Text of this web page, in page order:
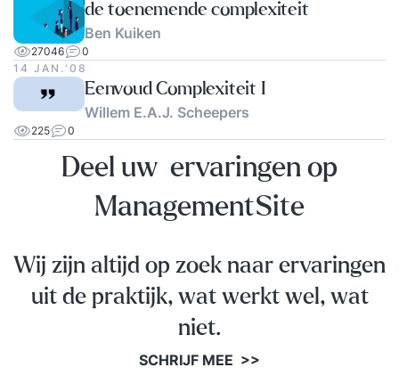
de toenemende complexiteit
Ben Kuiken
27046
0
14 JAN.‘08
Eenvoud Complexiteit I
Willem E.A.J. Scheepers
225 0
Deel uw ervaringen op
ManagementSite
Wij zijn altijd op zoek naar ervaringen
uit de praktijk, wat werkt wel, wat
niet.
SCHRIJF MEE >>